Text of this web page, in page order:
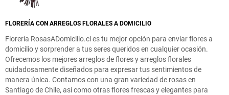
FLORERÍA CON ARREGLOS FLORALES A DOMICILIO
Florería RosasADomicilio.cl es tu mejor opción para enviar flores a
domicilio y sorprender a tus seres queridos en cualquier ocasión.
Ofrecemos los mejores arreglos de flores y arreglos florales
cuidadosamente diseñados para expresar tus sentimientos de
manera única. Contamos con una gran variedad de rosas en
Santiago de Chile, así como otras flores frescas y elegantes para